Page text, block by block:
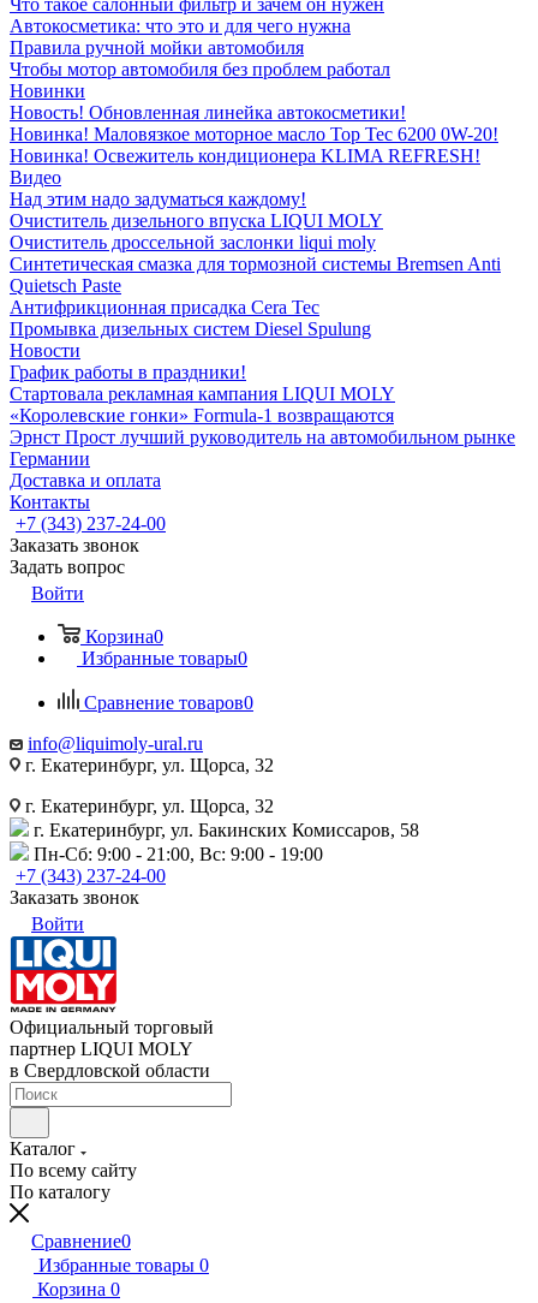
Что такое салонный фильтр и зачем он нужен
Автокосметика: что это и для чего нужна
Правила ручной мойки автомобиля
Чтобы мотор автомобиля без проблем работал
Новинки
Новость! Обновленная линейка автокосметики!
Новинка! Маловязкое моторное масло Top Tec 6200 0W-20!
Новинка! Освежитель кондиционера KLIMA REFRESH!
Видео
Над этим надо задуматься каждому!
Очиститель дизельного впуска LIQUI MOLY
Очиститель дроссельной заслонки liqui moly
Синтетическая смазка для тормозной системы Bremsen Anti
Quietsch Paste
Антифрикционная присадка Cera Tec
Промывка дизельных систем Diesel Spulung
Новости
График работы в праздники!
Стартовала рекламная кампания LIQUI MOLY
«Королевские гонки» Formula-1 возвращаются
Эрнст Прост лучший руководитель на автомобильном рынке
Германии
Доставка и оплата
Контакты
+7 (343) 237-24-00
Заказать звонок
Задать вопрос
Войти
Корзина0
Избранные товары0
Сравнение товаров0
info@liquimoly-ural.ru
г. Екатеринбург, ул. Щорса, 32
г. Екатеринбург, ул. Щорса, 32
г. Екатеринбург, ул. Бакинских Комиссаров, 58
Пн-Сб: 9:00 - 21:00, Вс: 9:00 - 19:00
+7 (343) 237-24-00
Заказать звонок
Войти
Официальный торговый
партнер LIQUI MOLY
в Свердловской области
Каталог
По всему сайту
По каталогу
Сравнение0
Избранные товары 0
Корзина 0